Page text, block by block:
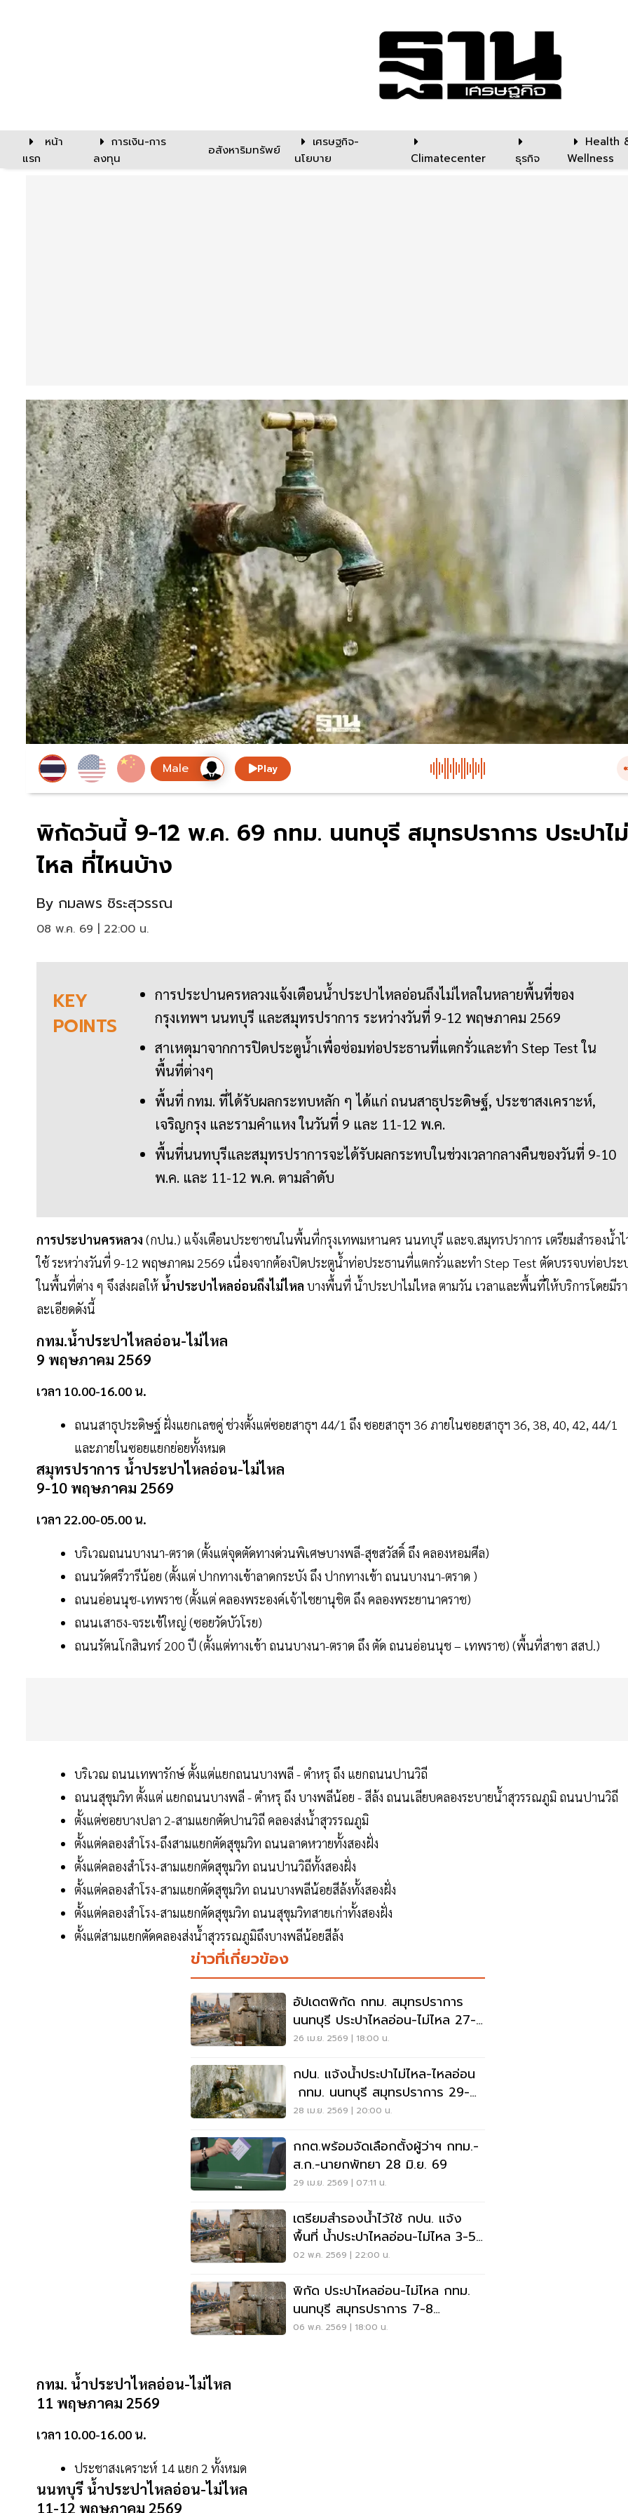
หน้า
แรก
การเงิน-การ
ลงทุน
อสังหาริมทรัพย์
เศรษฐกิจ-
นโยบาย
Climatecenter ธุรกิจ
Health
Wellness
Play
พิกัดวันนี้ 9-12 พ.ค. 69 กทม. นนทบุรี สมุทรปราการ ประปาไม่
ไหล ที่ไหนบ้าง
By กมลพร ชิระสุวรรณ
08 พ.ค. 69 | 22:00 น.
KEY
POINTS
การประปานครหลวงแจ้งเตือนน้ำประปาไหลอ่อนถึงไม่ไหลในหลายพื้นที่ของ
กรุงเทพฯ นนทบุรี และสมุทรปราการ ระหว่างวันที่ 9-12 พฤษภาคม 2569
สาเหตุมาจากการปิดประตูน้ำเพื่อซ่อมท่อประธานที่แตกรั่วและทำ Step Test ใน
พื้นที่ต่างๆ
พื้นที่ กทม. ที่ได้รับผลกระทบหลัก ๆ ได้แก่ ถนนสาธุประดิษฐ์, ประชาสงเคราะห์,
เจริญกรุง และรามคำแหง ในวันที่ 9 และ 11-12 พ.ค.
พื้นที่นนทบุรีและสมุทรปราการจะได้รับผลกระทบในช่วงเวลากลางคืนของวันที่ 9-10
พ.ค. และ 11-12 พ.ค. ตามลำดับ
การประปานครหลวง (กปน.) แจ้งเตือนประชาชนในพื้นที่กรุงเทพมหานคร นนทบุรี และจ.สมุทรปราการ เตรียมสำรองน้ำไ
ใช้ ระหว่างวันที่ 9-12 พฤษภาคม 2569 เนื่องจากต้องปิดประตูน้ำท่อประธานที่แตกรั่วและทำ Step Test ตัดบรรจบท่อประ
ในพื้นที่ต่าง ๆ จึงส่งผลให้ น้ำประปาไหลอ่อนถึงไม่ไหล บางพื้นที่ น้ำประปาไม่ไหล ตามวัน เวลาและพื้นที่ให้บริการโดยมีร
ละเอียดดังนี้
กทม.น้ำประปาไหลอ่อน-ไม่ไหล
9 พฤษภาคม 2569
เวลา 10.00-16.00 น.
ถนนสาธุประดิษฐ์ ฝั่งแยกเลขคู่ ช่วงตั้งแต่ซอยสาธุฯ 44/1 ถึง ซอยสาธุฯ 36 ภายในซอยสาธุฯ 36, 38, 40, 42, 44/1
และภายในซอยแยกย่อยทั้งหมด
สมุทรปราการ น้ำประปาไหลอ่อน-ไม่ไหล
9-10 พฤษภาคม 2569
เวลา 22.00-05.00 น.
บริเวณถนนบางนา-ตราด (ตั้งแต่จุดตัดทางด่วนพิเศษบางพลี-สุขสวัสดิ์ ถึง คลองหอมศีล)
ถนนวัดศรีวารีน้อย (ตั้งแต่ ปากทางเข้าลาดกระบัง ถึง ปากทางเข้า ถนนบางนา-ตราด )
ถนนอ่อนนุช-เทพราช (ตั้งแต่ คลองพระองค์เจ้าไชยานุชิต ถึง คลองพระยานาคราช)
ถนนเสาธง-จระเข้ใหญ่ (ซอยวัดบัวโรย)
ถนนรัตนโกสินทร์ 200 ปี (ตั้งแต่ทางเข้า ถนนบางนา-ตราด ถึง ตัด ถนนอ่อนนุช – เทพราช) (พื้นที่สาขา สสป.)
บริเวณ ถนนเทพารักษ์ ตั้งแต่แยกถนนบางพลี - ตำหรุ ถึง แยกถนนปานวิถี
ถนนสุขุมวิท ตั้งแต่ แยกถนนบางพลี - ตำหรุ ถึง บางพลีน้อย - สีล้ง ถนนเลียบคลองระบายน้ำสุวรรณภูมิ ถนนปานวิถี
ตั้งแต่ซอยบางปลา 2-สามแยกตัดปานวิถี คลองส่งน้ำสุวรรณภูมิ
ตั้งแต่คลองสำโรง-ถึงสามแยกตัดสุขุมวิท ถนนลาดหวายทั้งสองฝั่ง
ตั้งแต่คลองสำโรง-สามแยกตัดสุขุมวิท ถนนปานวิถีทั้งสองฝั่ง
ตั้งแต่คลองสำโรง-สามแยกตัดสุขุมวิท ถนนบางพลีน้อยสีล้งทั้งสองฝั่ง
ตั้งแต่คลองสำโรง-สามแยกตัดสุขุมวิท ถนนสุขุมวิทสายเก่าทั้งสองฝั่ง
ตั้งแต่สามแยกตัดคลองส่งน้ำสุวรรณภูมิถึงบางพลีน้อยสีล้ง
ข่าวที่เกี่ยวข้อง
อัปเดตพิกัด กทม. สมุทรปราการ
นนทบุรี ประปาไหลอ่อน-ไม่ไหล 27-
28 เม.ย.นี้
26 เม.ย. 2569 | 18:00 น.
กปน. แจ้งน้ำประปาไม่ไหล-ไหลอ่อน
กทม. นนทบุรี สมุทรปราการ 29-
30 เม.ย.นี้
28 เม.ย. 2569 | 20:00 น.
กกต.พร้อมจัดเลือกตั้งผู้ว่าฯ กทม.-
ส.ก.-นายกพัทยา 28 มิ.ย. 69
29 เม.ย. 2569 | 07:11 น.
เตรียมสำรองน้ำไว้ใช้ กปน. แจ้ง
พื้นที่ น้ำประปาไหลอ่อน-ไม่ไหล 3-5
พ.ค.69
02 พ.ค. 2569 | 22:00 น.
พิกัด ประปาไหลอ่อน-ไม่ไหล กทม.
นนทบุรี สมุทรปราการ 7-8
พฤษภาคม 69
06 พ.ค. 2569 | 18:00 น.
กทม. น้ำประปาไหลอ่อน-ไม่ไหล
11 พฤษภาคม 2569
เวลา 10.00-16.00 น.
ประชาสงเคราะห์ 14 แยก 2 ทั้งหมด
นนทบุรี น้ำประปาไหลอ่อน-ไม่ไหล
11-12 พฤษภาคม 2569